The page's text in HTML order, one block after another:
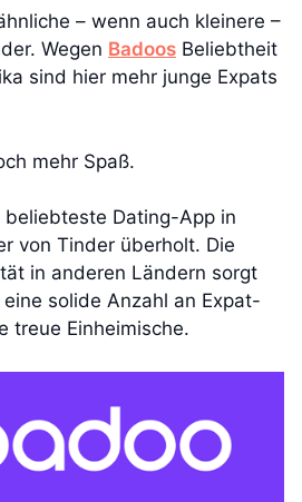
– wenn auch kleinere –
Wegen Badoos Beliebtheit
sind hier mehr junge Expats
mehr Spaß.
Dating-App in
von Tinder überholt. Die
in anderen Ländern sorgt
solide Anzahl an Expat-
treue Einheimische.